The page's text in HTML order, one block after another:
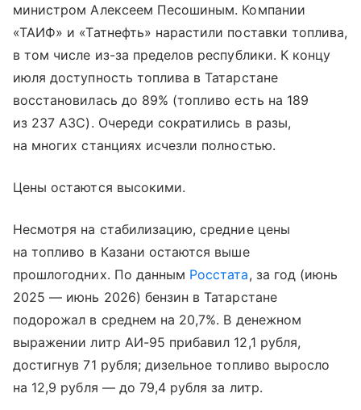
министром Алексеем Песошиным. Компании
«ТАИФ» и «Татнефть» нарастили поставки топлива,
в том числе из-за пределов республики. К концу
июля доступность топлива в Татарстане
восстановилась до 89% (топливо есть на 189
из 237 АЗС). Очереди сократились в разы,
на многих станциях исчезли полностью.
Цены остаются высокими.
Несмотря на стабилизацию, средние цены
на топливо в Казани остаются выше
прошлогодних. По данным Росстата, за год (июнь
2025 — июнь 2026) бензин в Татарстане
подорожал в среднем на 20,7%. В денежном
выражении литр АИ-95 прибавил 12,1 рубля,
достигнув 71 рубля; дизельное топливо выросло
на 12,9 рубля — до 79,4 рубля за литр.